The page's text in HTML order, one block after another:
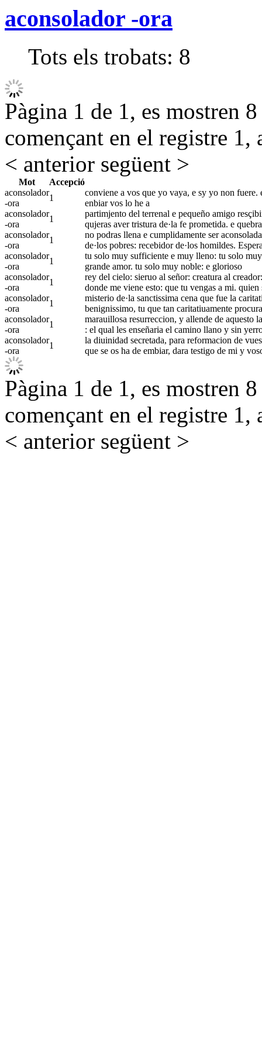
aconsolador -ora
Tots els trobats: 8
Pàgina 1 de 1, es mostren
començant en el registre 1,
< anterior següent >
Mot
Accepció
aconsolador
-ora
1
conviene a vos que yo vaya, e sy yo non
enbiar vos lo he a
aconsolador
-ora
1
partimjento del terrenal e pequeño amigo
qujeras aver tristura de·la fe prometida. e
aconsolador
-ora
1
no podras llena e cumplidamente ser
de·los pobres: recebidor de·los homildes.
aconsolador
-ora
1
tu solo muy sufficiente e muy lleno: tu solo
grande amor. tu solo muy noble: e glorioso
aconsolador
-ora
1
rey del cielo: sieruo al señor: creatura al
donde me viene esto: que tu vengas a mi. quien
aconsolador
-ora
1
misterio de·la sanctissima cena que fue la
benignissimo, tu que tan caritatiuamente
aconsolador
-ora
1
marauillosa resurreccion, y allende de aquesto
: el qual les enseñaria el camino llano y sin
aconsolador
-ora
1
la diuinidad secretada, para reformacion de
que se os ha de embiar, dara testigo de mi y
Pàgina 1 de 1, es mostren
començant en el registre 1,
< anterior següent >